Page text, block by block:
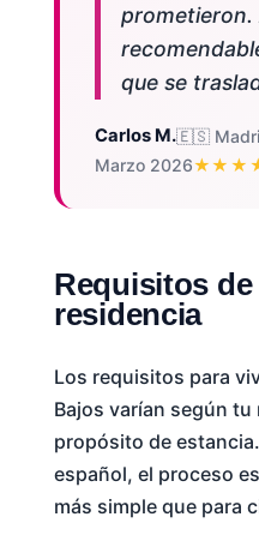
prometieron.
que se
Carlos M.🇪🇸
Marzo 2026
Requisitos
residencia
Los requisitos para
Bajos varían según
propósito de
español, el proceso
más simple que para